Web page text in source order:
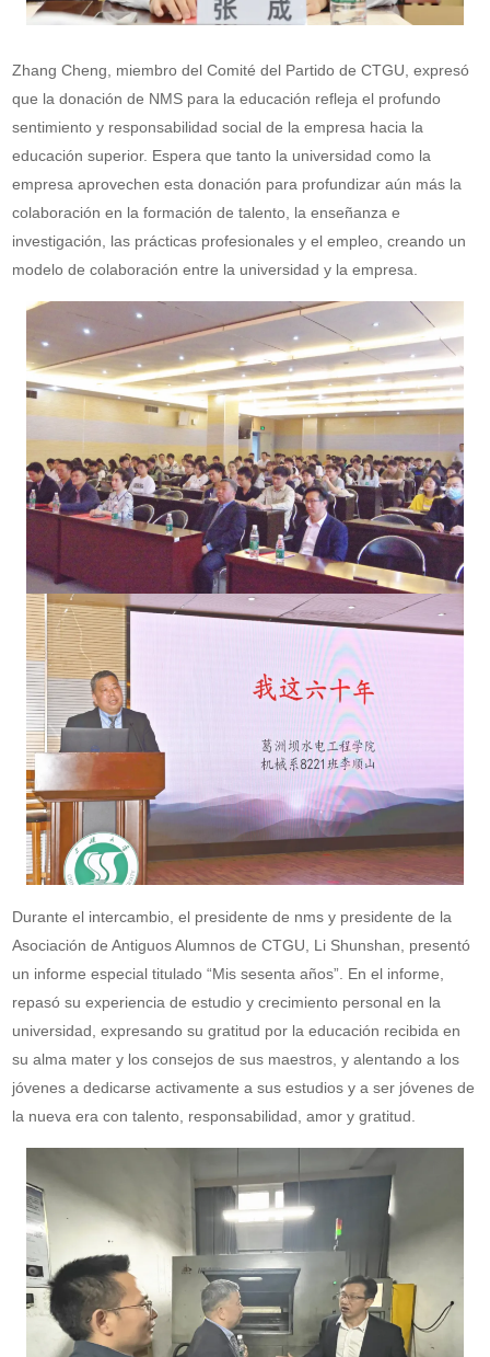
Zhang Cheng, miembro del Comité del Partido de CTGU, expresó
que la donación de NMS para la educación refleja el profundo
sentimiento y responsabilidad social de la empresa hacia la
educación superior. Espera que tanto la universidad como la
empresa aprovechen esta donación para profundizar aún más la
colaboración en la formación de talento, la enseñanza e
investigación, las prácticas profesionales y el empleo, creando un
modelo de colaboración entre la universidad y la empresa.
Durante el intercambio, el presidente de nms y presidente de la
Asociación de Antiguos Alumnos de CTGU, Li Shunshan, presentó
un informe especial titulado “Mis sesenta años”. En el informe,
repasó su experiencia de estudio y crecimiento personal en la
universidad, expresando su gratitud por la educación recibida en
su alma mater y los consejos de sus maestros, y alentando a los
jóvenes a dedicarse activamente a sus estudios y a ser jóvenes de
la nueva era con talento, responsabilidad, amor y gratitud.